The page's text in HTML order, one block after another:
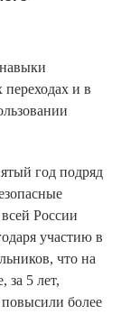
и в
год подряд
России
участию в
что на
за 5 лет,
более